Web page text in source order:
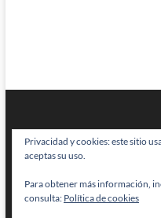
BRAINSTOMPING| Diseñado
los derechos reservados
Privacidad y cookies: este sitio
aceptas su uso.
Para obtener más información,
consulta: Política de cookies